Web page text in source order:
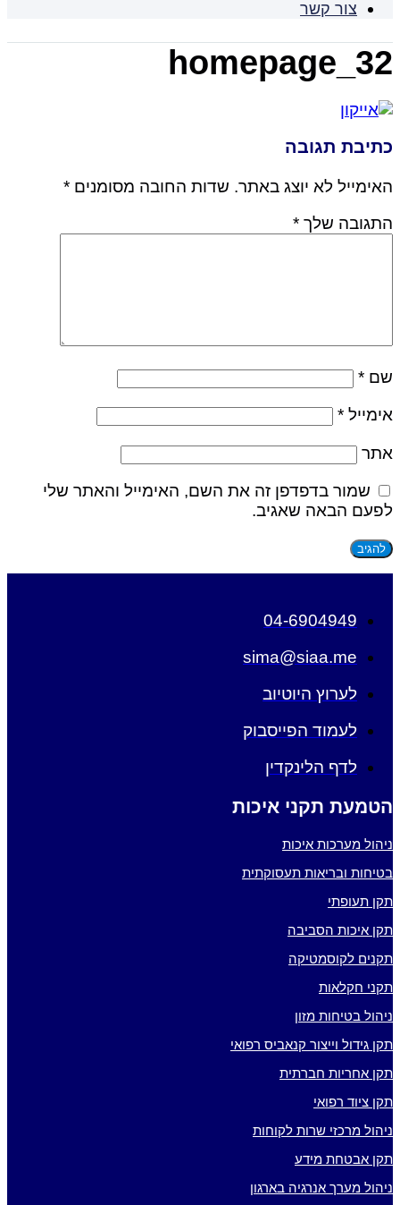
צור קשר
homepage_32
כתיבת תגובה
האימייל לא יוצג באתר. שדות החובה מסומנים *
התגובה שלך *
שם *
אימייל *
אתר
שמור בדפדפן זה את השם, האימייל והאתר שלי
לפעם הבאה שאגיב.
04-6904949
sima@siaa.me
לערוץ היוטיוב
לעמוד הפייסבוק
לדף הלינקדין
הטמעת תקני איכות
ניהול מערכות איכות
בטיחות ובריאות תעסוקתית
תקן תעופתי
תקן איכות הסביבה
תקנים לקוסמטיקה
תקני חקלאות
ניהול בטיחות מזון
תקן גידול וייצור קנאביס רפואי
תקן אחריות חברתית
תקן ציוד רפואי
ניהול מרכזי שרות לקוחות
תקן אבטחת מידע
ניהול מערך אנרגיה בארגון